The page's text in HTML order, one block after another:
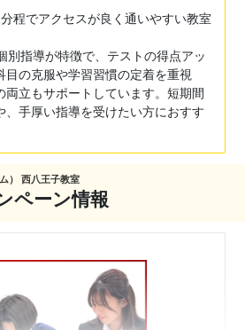
程でアクセスが良く通いやすい教室
別指導が特徴で、テストの得点アッ
目の克服や学習習慣の定着を重視
両立もサポートしています。短期間
、手厚い指導を受けたい方におすす
） 西八王子教室
ペーン情報